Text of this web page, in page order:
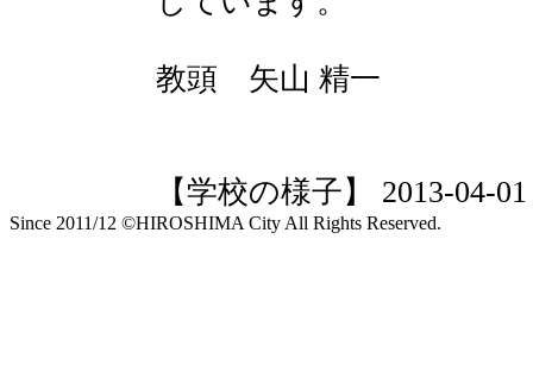
教頭 矢山 精一
【学校の様子】 2013-04-
Since 2011/12 ©HIROSHIMA City All Rights Reserved.